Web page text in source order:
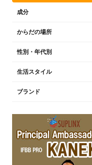
成分
からだの場所
性別・年代別
生活スタイル
ブランド